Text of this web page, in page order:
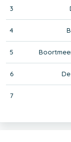
3
4
5
6
7